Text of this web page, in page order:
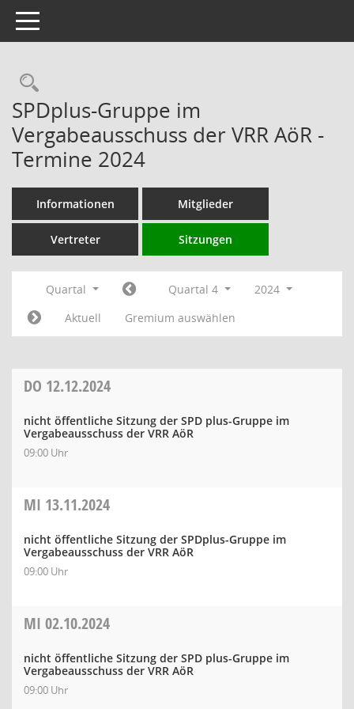
Toggle navigation
Rechercheauswahl
SPDplus-Gruppe im
Vergabeausschuss der VRR AöR -
Termine 2024
Informationen Mitglieder
Vertreter Sitzungen
Quartal Quartal 4
2024
Aktuell
Gremium auswählen
DO 12.12.2024
nicht öffentliche Sitzung der SPD plus-Gruppe im
Vergabeausschuss der VRR AöR
09:00 Uhr
MI 13.11.2024
nicht öffentliche Sitzung der SPDplus-Gruppe im
Vergabeausschuss der VRR AöR
09:00 Uhr
MI 02.10.2024
nicht öffentliche Sitzung der SPD plus-Gruppe im
Vergabeausschuss der VRR AöR
09:00 Uhr